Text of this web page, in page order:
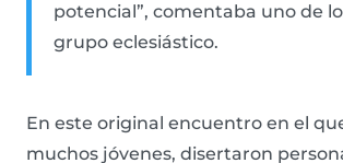
potencial”, comentaba uno de
grupo eclesiástico.
En este original encuentro en el
muchos jóvenes, disertaron